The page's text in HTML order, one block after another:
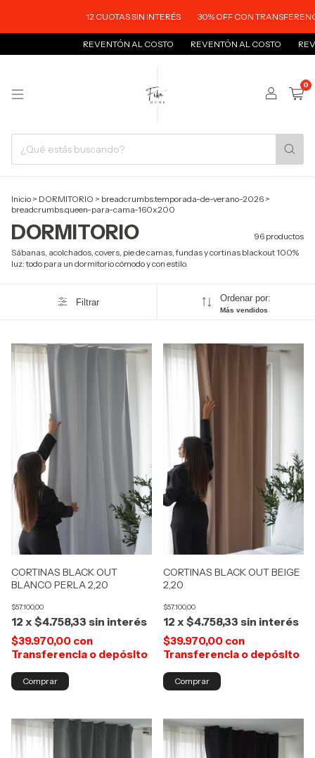
30% OFF CON TRANSFERENCIA ENVÍOS A TODO EL
REVENTÓN AL COSTO REVENTÓN AL COSTO
0
Inicio > DORMITORIO > breadcrumbs.temporada-de-verano-2026 >
breadcrumbs.queen-para-cama-160x200
DORMITORIO
96 productos
Sábanas, acolchados, covers, pie de camas, fundas y cortinas blackout 100%
luz: todo para un dormitorio cómodo y con estilo.
Filtrar Ordenar por:
Más vendidos
CORTINAS BLACK OUT
BLANCO PERLA 2,20
$57.100,00
12 x $4.758,33 sin interés
$39.970,00 con
Transferencia o depósito
CORTINAS BLACK OUT BEIGE
2,20
$57.100,00
12 x $4.758,33 sin interés
$39.970,00 con
Transferencia o depósito